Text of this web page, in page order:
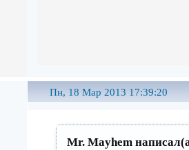
Пн, 18 Мар 2013 17:39:20
Mr. Mayhem